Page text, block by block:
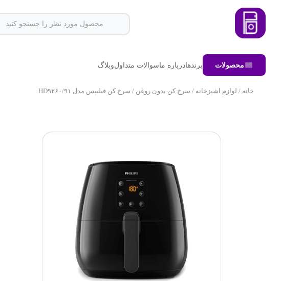
محصولات برندهادرباره ماسوالات متداولوبلاگ
خانه / لوازم اشپزخانه / سرخ کن بدون روغن / سرخ کن فیلیپس مدل HD۹۲۶۰/۹۱